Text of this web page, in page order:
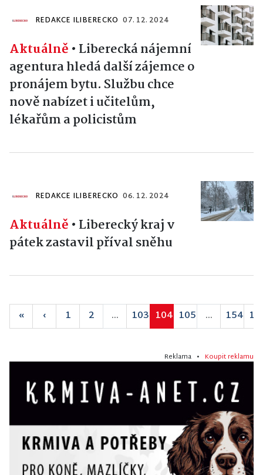
REDAKCE ILIBERECKO 07. 12. 2024
Aktuálně • Liberecká nájemní
agentura hledá další zájemce o
pronájem bytu. Službu chce
nově nabízet i učitelům,
lékařům a policistům
REDAKCE ILIBERECKO 06. 12. 2024
Aktuálně • Liberecký kraj v
pátek zastavil příval sněhu
« ‹ 1 2 ... 103 104 105 ... 154
Reklama • Koupit reklamu